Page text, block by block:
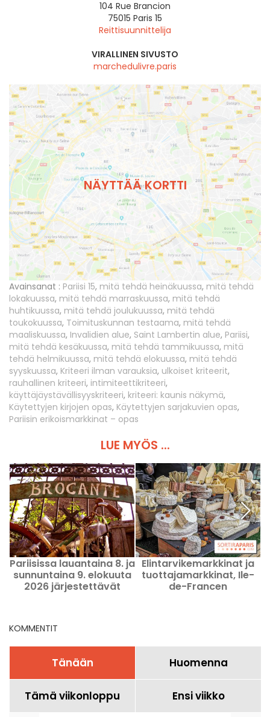
104 Rue Brancion
75015 Paris 15
Reittisuunnittelija
VIRALLINEN SIVUSTO
marchedulivre.paris
NÄYTTÄÄ KORTTI
Avainsanat : Pariisi 15, mitä tehdä heinäkuussa, mitä tehdä
lokakuussa, mitä tehdä marraskuussa, mitä tehdä
huhtikuussa, mitä tehdä joulukuussa, mitä tehdä
toukokuussa, Toimituskunnan testaama, mitä tehdä
maaliskuussa, Invalidien alue, Saint Lambertin alue, Pariisi,
mitä tehdä kesäkuussa, mitä tehdä tammikuussa, mitä
tehdä helmikuussa, mitä tehdä elokuussa, mitä tehdä
syyskuussa, Kriteeri ilman varauksia, ulkoiset kriteerit,
rauhallinen kriteeri, intimiteettikriteeri,
käyttäjäystävällisyyskriteeri, kriteeri: kaunis näkymä,
Käytettyjen kirjojen opas, Käytettyjen sarjakuvien opas,
Pariisin erikoismarkkinat – opas
LUE MYÖS ...
Pariisissa lauantaina 8. ja
sunnuntaina 9. elokuuta
2026 järjestettävät
Elintarvikemarkkinat ja
tuottajamarkkinat, Ile-
de-Francen
KOMMENTIT
Tänään Huomenna
Tämä viikonloppu Ensi viikko